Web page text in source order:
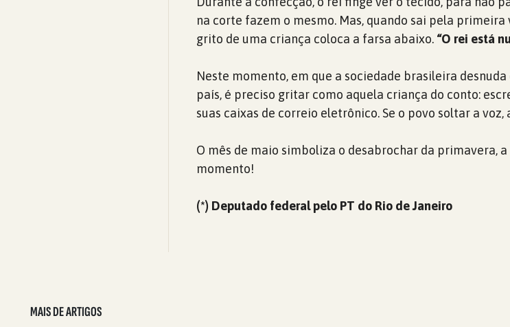
na corte fazem o mesmo. Mas, quando sai pela primeira
grito de uma criança coloca a farsa abaixo. “O rei está
Neste momento, em que a sociedade brasileira
país, é preciso gritar como aquela criança do conto:
suas caixas de correio eletrônico. Se o povo soltar a voz,
O mês de maio simboliza o desabrochar da primavera,
momento!
(*) Deputado federal pelo PT do Rio de Janeiro
MAIS DE ARTIGOS